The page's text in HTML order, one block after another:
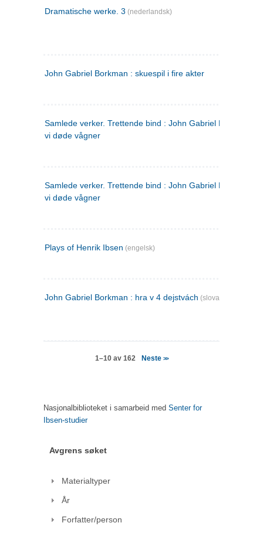
Dramatische werke. 3 (nederlandsk)
John Gabriel Borkman : skuespil i fire akter
Samlede verker. Trettende bind : John Gabriel Borkman ;
vi døde vågner
Samlede verker. Trettende bind : John Gabriel Borkman ;
vi døde vågner
Plays of Henrik Ibsen (engelsk)
John Gabriel Borkman : hra v 4 dejstvách (slovakisk)
1–10 av 162 Neste >>
Nasjonalbiblioteket i samarbeid med Senter for
Ibsen-studier
Avgrens søket
Materialtyper
År
Forfatter/person